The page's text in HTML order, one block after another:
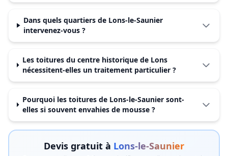
Dans quels quartiers de Lons-le-Saunier
intervenez-vous ?
Les toitures du centre historique de Lons
nécessitent-elles un traitement particulier ?
Pourquoi les toitures de Lons-le-Saunier sont-
elles si souvent envahies de mousse ?
Devis gratuit à Lons-le-Saunier